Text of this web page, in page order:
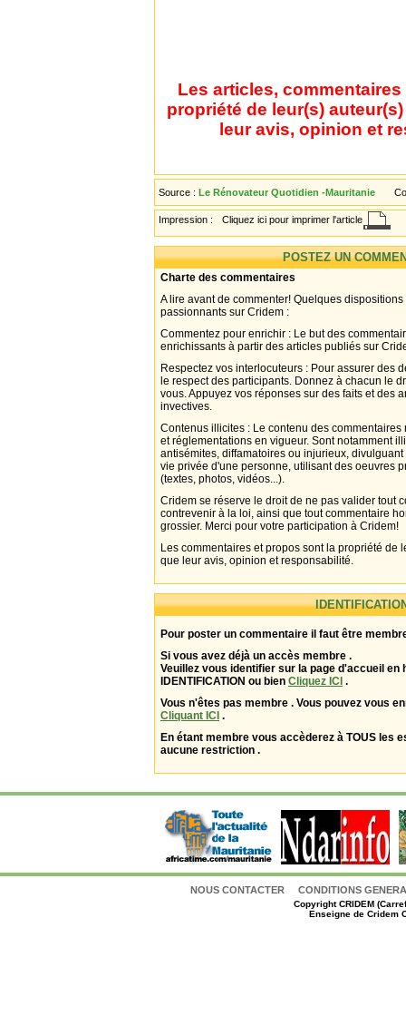
Les articles,
propriété de leur(s)
leur avis, opinion et
Source : Le Rénovateur Quotidien -Mauritanie
Impression : Cliquez ici pour imprimer l'article
POSTEZ UN
Charte des commentaires
A lire avant de commenter! Quelques
passionnants sur Cridem :
Commentez pour enrichir : Le but des
enrichissants à partir des articles publiés sur
Respectez vos interlocuteurs : Pour assurer des
le respect des participants. Donnez à chacun le
vous. Appuyez vos réponses sur des faits et des
invectives.
Contenus illicites : Le contenu des
et réglementations en vigueur. Sont notamment
antisémites, diffamatoires ou injurieux,
vie privée d'une personne, utilisant des oeuvres
(textes, photos, vidéos...).
Cridem se réserve le droit de ne pas valider tout
contrevenir à la loi, ainsi que tout commentaire
grossier. Merci pour votre participation à Cridem!
Les commentaires et propos sont la propriété de
que leur avis, opinion et responsabilité.
Pour poster un commentaire il faut être
Si vous avez déjà un accès membre .
Veuillez vous identifier sur la page d'accueil en
IDENTIFICATION ou bien Cliquez ICI .
Vous n'êtes pas membre . Vous pouvez vous
Cliquant ICI .
En étant membre vous accèderez à TOUS les
aucune restriction .
NOUS CONTACTER CONDITIONS
CopyrightCRIDEM
Enseigne de Cridem